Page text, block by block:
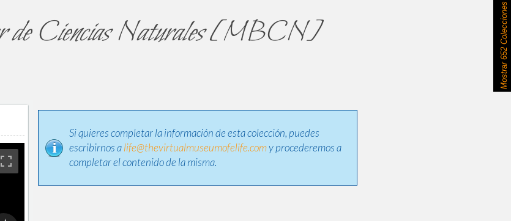
Mostrar
652 Colecciones
de Ciencias Naturales [MBCN]
Si quieres completar la información de esta colección, puedes
escribirnos alife@thevirtualmuseumofelife.comy procederemos a
completar el contenido de la misma.